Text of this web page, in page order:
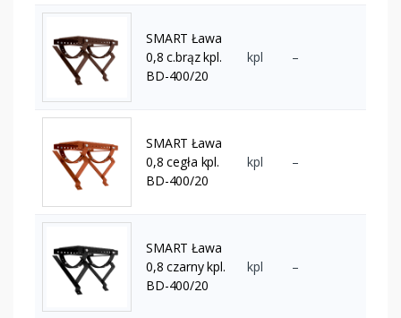
SMART Ława
0,8 c.brąz kpl.
BD-400/20
kpl –
SMART Ława
0,8 cegła kpl.
BD-400/20
kpl –
SMART Ława
0,8 czarny kpl.
BD-400/20
kpl –